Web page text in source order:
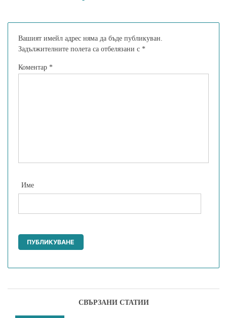
Вашият имейл адрес няма да бъде публикуван.
Задължителните полета са отбелязани с *
Коментар *
Име
СВЪРЗАНИ СТАТИИ